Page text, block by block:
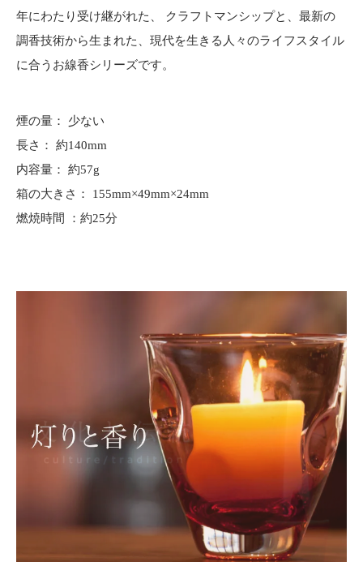
年にわたり受け継がれた、 クラフトマンシップと、最新の
調香技術から生まれた、現代を生きる人々のライフスタイル
に合うお線香シリーズです。
煙の量： 少ない
長さ： 約140mm
内容量： 約57g
箱の大きさ： 155mm×49mm×24mm
燃焼時間 ：約25分